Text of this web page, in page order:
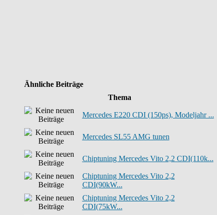
Ähnliche Beiträge
Thema
Mercedes E220 CDI (150ps), Modeljahr ...
Mercedes SL55 AMG tunen
Chiptuning Mercedes Vito 2,2 CDI(110k...
Chiptuning Mercedes Vito 2,2
CDI(90kW...
Chiptuning Mercedes Vito 2,2
CDI(75kW...